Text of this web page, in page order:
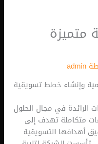
خطط تسويقية
مجال الحلول
تهدف إلى
التسويقية